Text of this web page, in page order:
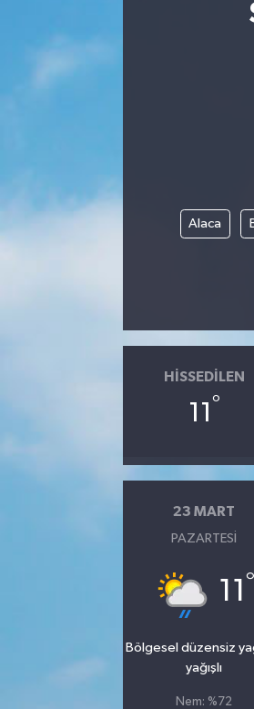
Alaca
HISSEDILEN
11 °
23 MART
PAZARTESI
11 °
Bölgesel düzensiz
yağışlı
Nem: %72